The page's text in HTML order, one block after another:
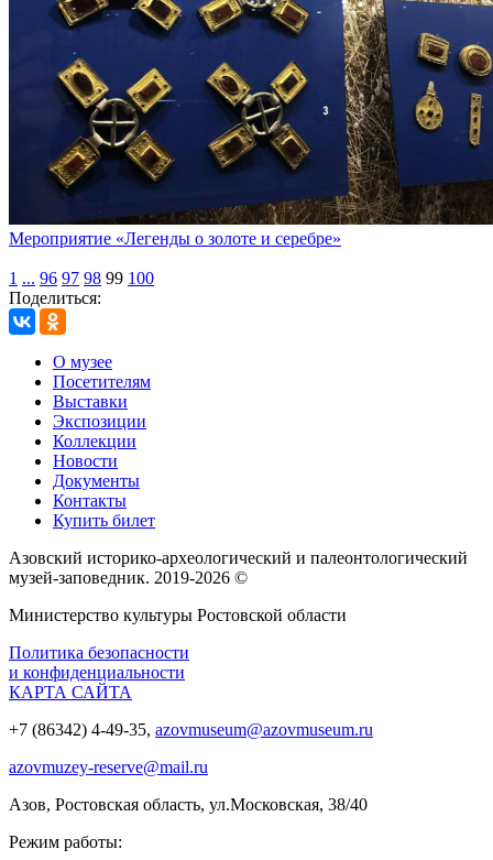
Мероприятие «Легенды о золоте и серебре»
1 ... 96 97 98 99 100
Поделиться:
О музее
Посетителям
Выставки
Экспозиции
Коллекции
Новости
Документы
Контакты
Купить билет
Азовский историко‑археологический и палеонтологический
музей‑заповедник. 2019-2026 ©
Министерство культуры Ростовской области
Политика безопасности
и конфиденциальности
КАРТА САЙТА
+7 (86342) 4-49-35, azovmuseum@azovmuseum.ru
azovmuzey-reserve@mail.ru
Азов, Ростовская область, ул.Московская, 38/40
Режим работы: